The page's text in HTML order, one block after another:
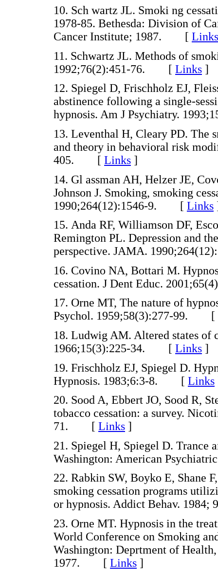
10. Sch wartz JL. Smoki ng
1978-85. Bethesda: Division of
Cancer Institute; 1987. [ Links
11. Schwartz JL. Methods of
1992;76(2):451-76. [ Links ]
12. Spiegel D, Frischholz EJ,
abstinence following a single-
hypnosis. Am J Psychiatry.
13. Leventhal H, Cleary PD. The
and theory in behavioral risk
405. [ Links ]
14. Gl assman AH, Helzer JE,
Johnson J. Smoking, smoking
1990;264(12):1546-9. [ Links
15. Anda RF, Williamson DF,
Remington PL. Depression and
perspective. JAMA.
16. Covino NA, Bottari M.
cessation. J Dent Educ.
17. Orne MT, The nature of
Psychol. 1959;58(3):277-99. [
18. Ludwig AM. Altered states of
1966;15(3):225-34. [ Links ]
19. Frischholz EJ, Spiegel D.
Hypnosis. 1983;6:3-8. [ Links
20. Sood A, Ebbert JO, Sood R,
tobacco cessation: a survey.
71. [ Links ]
21. Spiegel H, Spiegel D. Trance
Washington: American
22. Rabkin SW, Boyko E, Shane
smoking cessation programs
or hypnosis. Addict Behav.
23. Orne MT. Hypnosis in the
World Conference on Smoking
Washington: Deprtment of
1977. [ Links ]